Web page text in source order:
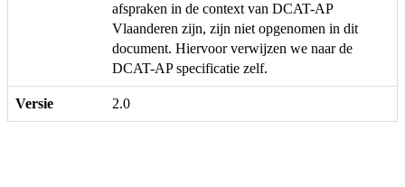
afspraken in de context van DCAT-AP
Vlaanderen zijn, zijn niet opgenomen in dit
document. Hiervoor verwijzen we naar de
DCAT-AP specificatie zelf.
Versie 2.0